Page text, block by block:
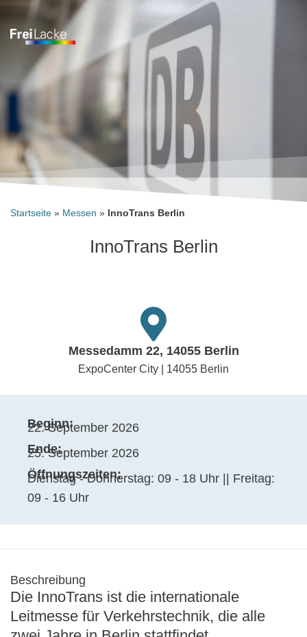
springen
Startseite » Messen » InnoTrans Berlin
InnoTrans Berlin
Messedamm 22, 14055 Berlin
ExpoCenter City | 14055 Berlin
Beginn:
22. September 2026
Ende:
25. September 2026
Öffnungszeiten:
Dienstag - Donnerstag: 09 - 18 Uhr || Freitag:
09 - 16 Uhr
Beschreibung
Die InnoTrans ist die internationale
Leitmesse für Verkehrstechnik, die alle